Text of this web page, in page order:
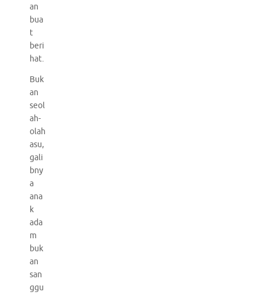
an
bua
t
beri
hat.
Buk
an
seol
ah-
olah
asu,
gali
bny
a
ana
k
ada
m
buk
an
san
ggu